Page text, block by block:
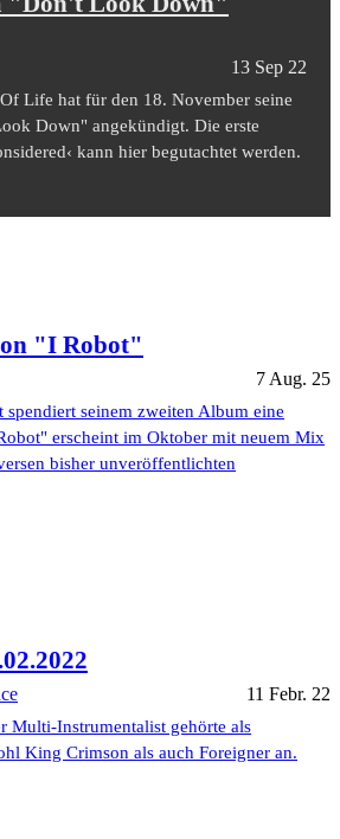
13 Sep 22
Life hat für den 18. November seine
Down" angekündigt. Die erste
kann hier begutachtet werden.
"I Robot"
7 Aug. 25
spendiert seinem zweiten Album eine
erscheint im Oktober mit neuem Mix
bisher unveröffentlichten
11 Febr. 22
Multi-Instrumentalist gehörte als
King Crimson als auch Foreigner an.